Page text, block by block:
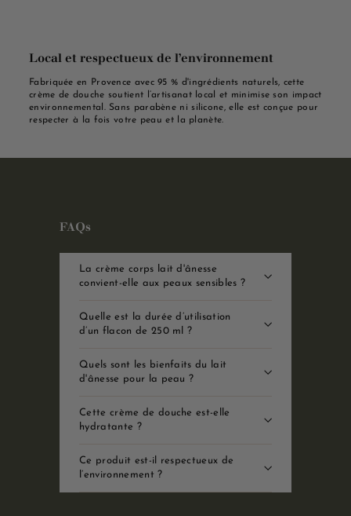
Local et respectueux de l’environnement
Fabriquée en Provence avec 95 % d'ingrédients naturels, cette
crème de douche soutient l’artisanat local et minimise son impact
environnemental. Sans parabène ni silicone, elle est conçue pour
respecter à la fois votre peau et la planète.
FAQs
La crème corps lait d'ânesse
convient-elle aux peaux sensibles ?
Quelle est la durée d’utilisation
d’un flacon de 250 ml ?
Quels sont les bienfaits du lait
d'ânesse pour la peau ?
Cette crème de douche est-elle
hydratante ?
Ce produit est-il respectueux de
l’environnement ?